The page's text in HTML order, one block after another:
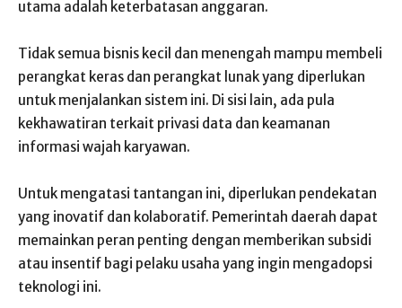
utama adalah keterbatasan anggaran.
Tidak semua bisnis kecil dan menengah mampu membeli
perangkat keras dan perangkat lunak yang diperlukan
untuk menjalankan sistem ini. Di sisi lain, ada pula
kekhawatiran terkait privasi data dan keamanan
informasi wajah karyawan.
Untuk mengatasi tantangan ini, diperlukan pendekatan
yang inovatif dan kolaboratif. Pemerintah daerah dapat
memainkan peran penting dengan memberikan subsidi
atau insentif bagi pelaku usaha yang ingin mengadopsi
teknologi ini.